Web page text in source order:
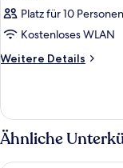
Platz für 10 Personen
Kostenloses WLAN
Weitere Details
Weitere
Ähnliche